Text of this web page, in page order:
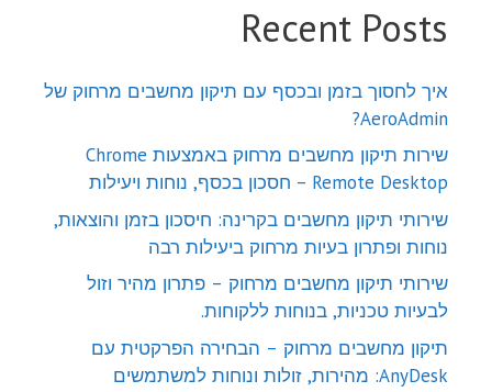
Recent Posts
איך לחסוך בזמן ובכסף עם תיקון מחשבים מרחוק של
AeroAdmin?
שירות תיקון מחשבים מרחוק באמצעות Chrome
Remote Desktop – חסכון בכסף, נוחות ויעילות
שירותי תיקון מחשבים בקרינה: חיסכון בזמן והוצאות,
נוחות ופתרון בעיות מרחוק ביעילות רבה
שירותי תיקון מחשבים מרחוק – פתרון מהיר וזול
לבעיות טכניות, בנוחות ללקוחות.
תיקון מחשבים מרחוק – הבחירה הפרקטית עם
AnyDesk: מהירות, זולות ונוחות למשתמשים